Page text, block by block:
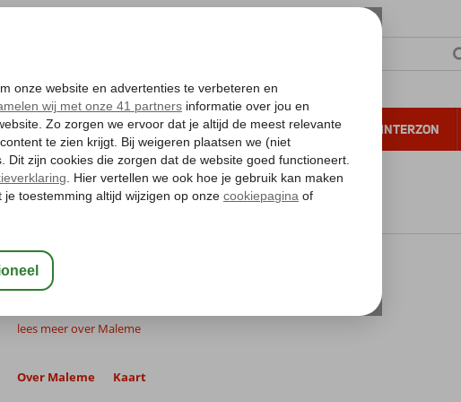
ZONVAKANTIE VERRE REIZEN ALL INCLUSIVE WINTERZON
Gratis annuleren*
Maleme
lees meer over Maleme
Over Maleme Kaart